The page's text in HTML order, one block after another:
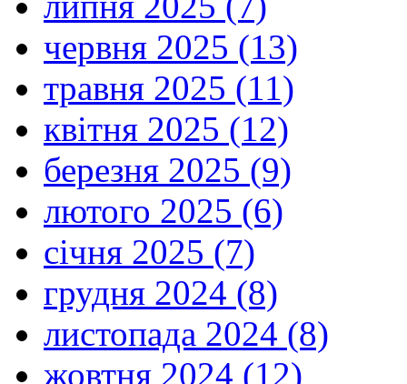
червня 2025 (13)
травня 2025 (11)
квітня 2025 (12)
березня 2025 (9)
лютого 2025 (6)
січня 2025 (7)
грудня 2024 (8)
листопада 2024 (8)
жовтня 2024 (12)